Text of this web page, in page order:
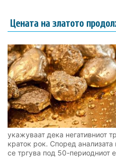
Цената на златото
укажуваат дека негативниот
краток рок. Според анализата
се тргува под 50-периодниот